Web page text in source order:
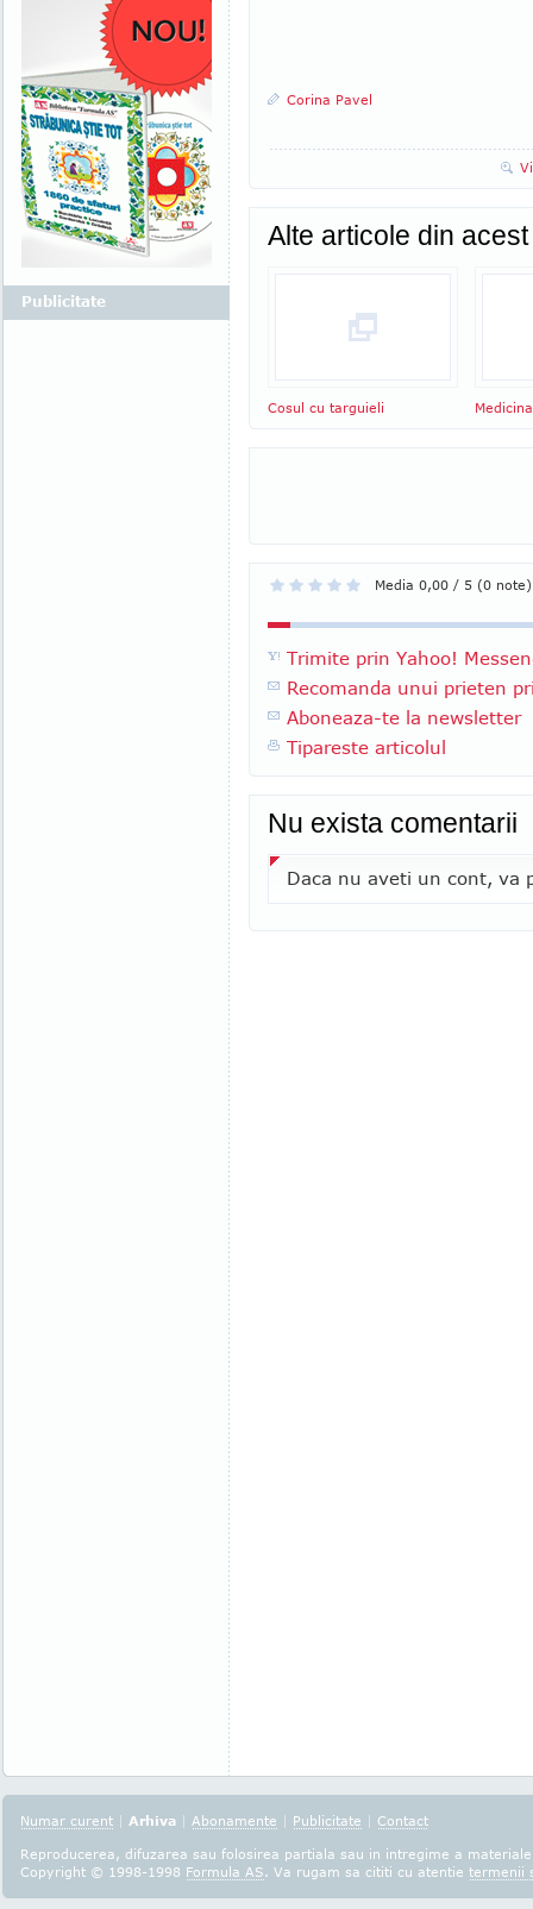
Corina Pavel
Alte articole din
Cosul cu targuieli
Media 0,00 / 5 (0 note)
Trimite prin Yahoo!
Recomanda unui prieten
Aboneaza-te la newsletter
Tipareste articolul
Nu exista comentarii
Daca nu aveti un cont, va
Publicitate
Numar curent | Arhiva | Abonamente | Publicitate | Contact
Reproducerea, difuzarea sau folosirea partiala sau in intregime a
Copyright © 1998-1998 Formula AS. Va rugam sa cititi cu atentie termenii